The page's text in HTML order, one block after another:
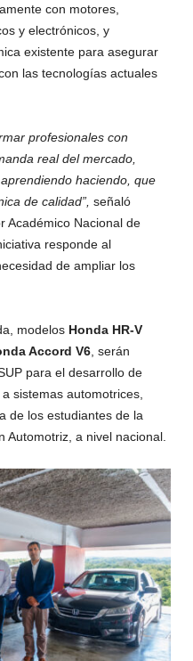
con motores,
y electrónicos, y
existente para asegurar
las tecnologías actuales
profesionales con
real del mercado,
haciendo, que
de calidad”, señaló
Académico Nacional de
responde al
de ampliar los
modelos Honda HR-V
Accord V6 , serán
para el desarrollo de
sistemas automotrices,
de los estudiantes de la
a nivel nacional.